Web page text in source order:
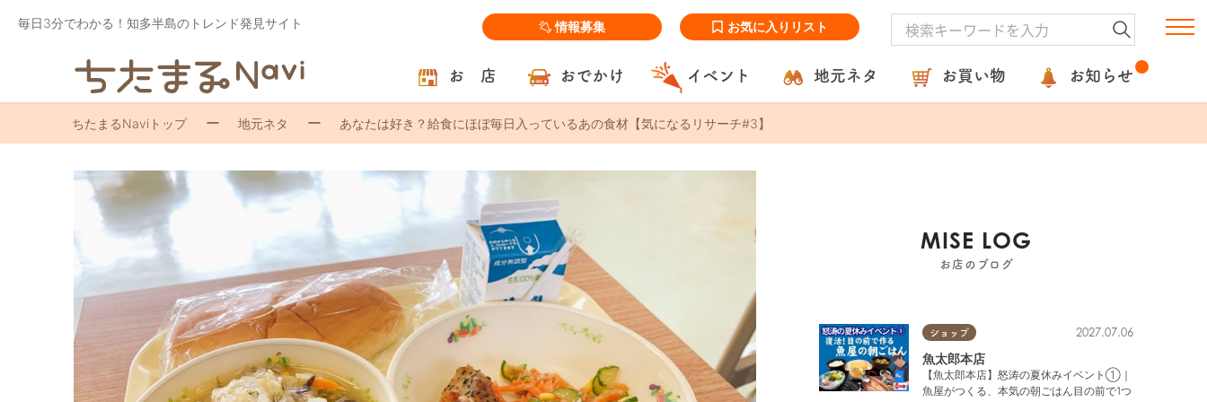
毎日3分でわかる！知多半島のトレンド発見サイト 情報募集 お気に入りリスト
お 店 おでかけ イベント 地元ネタ お買い物 お知らせ
ちたまるNaviトップ 地元ネタ あなたは好き？給食にほぼ毎日入っているあの食材【気になるリサーチ#3】
MISE LOG
お店のブログ
ショップ 2027.07.06
魚太郎本店
【魚太郎本店】怒涛の夏休みイベント①｜
魚屋がつくる、本気の朝ごはん目の前で1つ